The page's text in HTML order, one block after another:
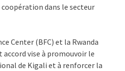
coopération dans le secteur
Center (BFC) et la Rwanda
accord vise à promouvoir le
de Kigali et à renforcer la